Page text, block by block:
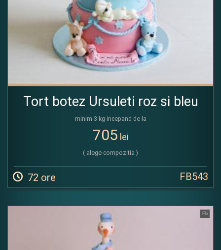
Tort botez Ursuleti roz si bleu
minim 3 kg incepand de la
705 lei
( alege compozitia )
72 ore FB543
Fb